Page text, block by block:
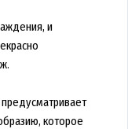
и
которое